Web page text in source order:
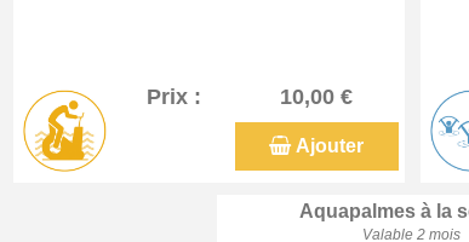
Prix : 10,00 €
Ajouter
Aquapalmes à la
Valable 2 mois